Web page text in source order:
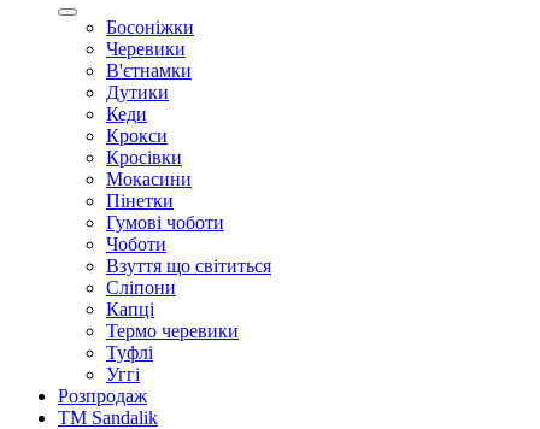
Босоніжки
Черевики
В'єтнамки
Дутики
Кеди
Крокси
Кросівки
Мокасини
Пінетки
Гумові чоботи
Чоботи
Взуття що світиться
Сліпони
Капці
Термо черевики
Туфлі
Уггі
Розпродаж
TM Sandalik